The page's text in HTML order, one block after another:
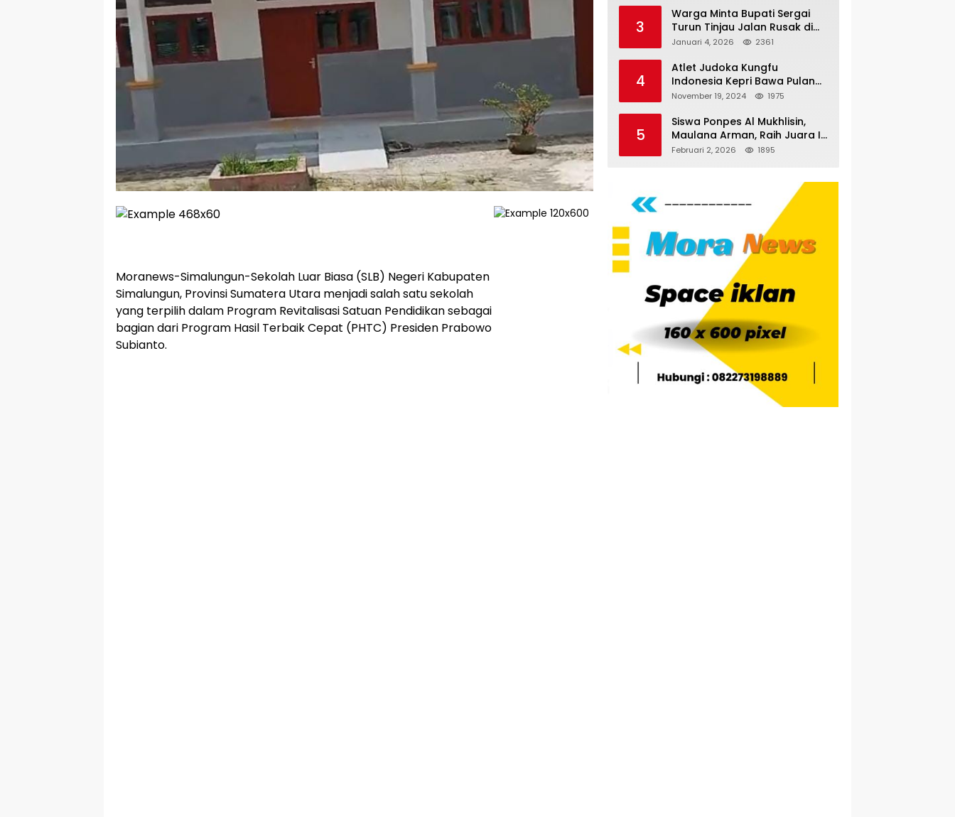
Moranews-Simalungun-Sekolah Luar Biasa (SLB) Negeri Kabupaten
Simalungun, Provinsi Sumatera Utara menjadi salah satu sekolah
yang terpilih dalam Program Revitalisasi Satuan Pendidikan sebagai
bagian dari Program Hasil Terbaik Cepat (PHTC) Presiden Prabowo
Subianto.
Kantor Hukum JAP
Pertanyakan Kinerja Polresta
Tanjungpinang
3
Warga Minta Bupati Sergai
Turun Tinjau Jalan Rusak di
Dusun 4 Desa Sei Periuk
Januari 4, 2026 2361
4
Atlet Judoka Kungfu
Indonesia Kepri Bawa Pulang
11 Medali Pra Fornas bogor, 3
November 19, 2024 1975
5
Siswa Ponpes Al Mukhlisin,
Maulana Arman, Raih Juara I
Taekwondo Junior Putra di
Februari 2, 2026 1895